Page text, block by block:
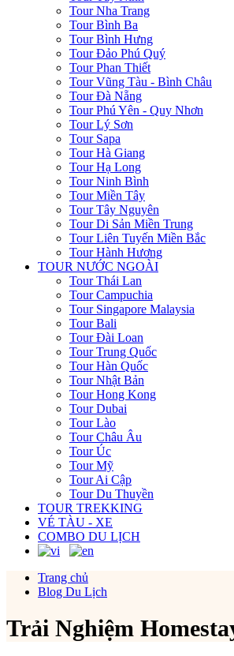
Tour Nha Trang
Tour Bình Ba
Tour Bình Hưng
Tour Đảo Phú Quý
Tour Phan Thiết
Tour Vũng Tàu - Bình Châu
Tour Đà Nẵng
Tour Phú Yên - Quy Nhơn
Tour Lý Sơn
Tour Sapa
Tour Hà Giang
Tour Hạ Long
Tour Ninh Bình
Tour Miền Tây
Tour Tây Nguyên
Tour Di Sản Miền Trung
Tour Liên Tuyến Miền Bắc
Tour Hành Hương
TOUR NƯỚC NGOÀI
Tour Thái Lan
Tour Campuchia
Tour Singapore Malaysia
Tour Bali
Tour Đài Loan
Tour Trung Quốc
Tour Hàn Quốc
Tour Nhật Bản
Tour Hong Kong
Tour Dubai
Tour Lào
Tour Châu Âu
Tour Úc
Tour Mỹ
Tour Ai Cập
Tour Du Thuyền
TOUR TREKKING
VÉ TÀU - XE
COMBO DU LỊCH
Trang chủ
Blog Du Lịch
Trải Nghiệm